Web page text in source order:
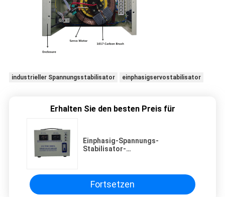
industrieller Spannungsstabilisator einphasigservostabilisator
Erhalten Sie den besten Preis für
Einphasig-Spannungs-
Stabilisator-
Fortsetzen